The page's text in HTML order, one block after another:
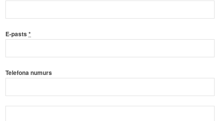
E-pasts*
Telefona numurs